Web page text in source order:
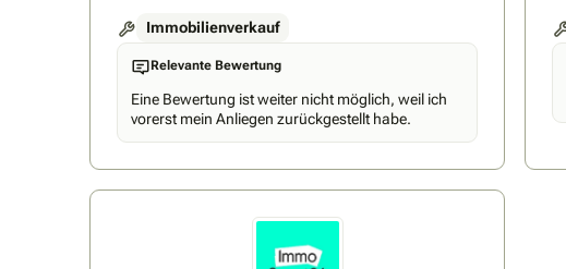
Immobilienverkauf
Relevante Bewertung
Eine Bewertung ist weiter nicht möglich, weil ich
vorerst mein Anliegen zurückgestellt habe.